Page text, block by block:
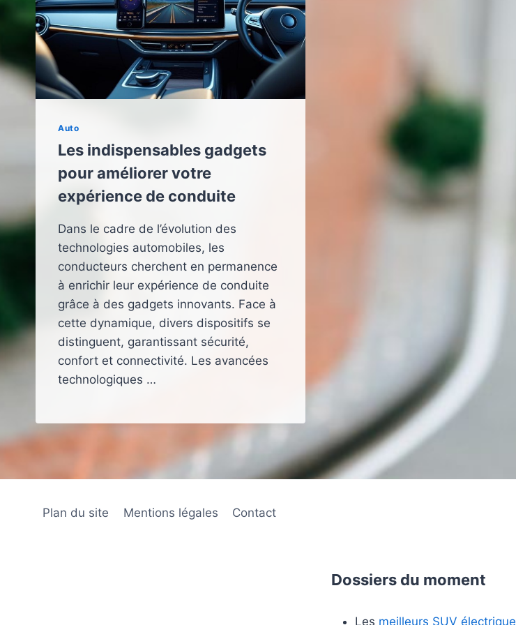
Auto
Les indispensables gadgets
pour améliorer votre
expérience de conduite
Dans le cadre de l’évolution des
technologies automobiles, les
conducteurs cherchent en permanence
à enrichir leur expérience de conduite
grâce à des gadgets innovants. Face à
cette dynamique, divers dispositifs se
distinguent, garantissant sécurité,
confort et connectivité. Les avancées
technologiques …
Plan du site Mentions légales Contact
Dossiers du moment
Les meilleurs SUV électrique